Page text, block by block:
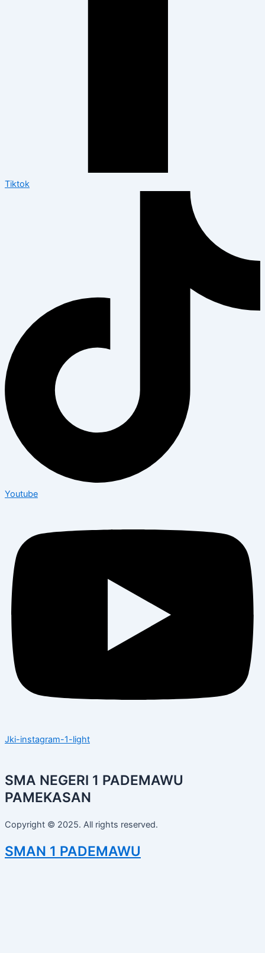
Tiktok
Youtube
Jki-instagram-1-light
SMA NEGERI 1 PADEMAWU
PAMEKASAN
Copyright © 2025. All rights reserved.
SMAN 1 PADEMAWU